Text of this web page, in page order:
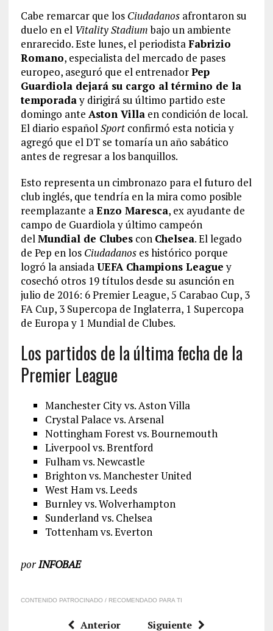
Cabe remarcar que los Ciudadanos afrontaron su
duelo en el Vitality Stadiumbajo un ambiente
enrarecido. Este lunes, el periodistaFabrizio
Romano, especialista del mercado de pases
europeo, aseguró que el entrenadorPep
Guardiola dejará su cargo al término de la
temporaday dirigirá su último partido este
domingo ante Aston Villaen condición de local.
El diario españolSportconfirmó esta noticia y
agregó que el DT se tomaría un año sabático
antes de regresar a los banquillos.
Esto representa un cimbronazo para el futuro del
club inglés, que tendría en la mira como posible
reemplazante aEnzo Maresca, ex ayudante de
campo de Guardiola y último campeón
delMundial de Clubescon Chelsea. El legado
de Pep en los Ciudadanoses histórico porque
logró la ansiadaUEFA Champions Leaguey
cosechó otros 19 títulos desde su asunción en
julio de 2016: 6 Premier League, 5 Carabao Cup, 3
FA Cup, 3 Supercopa de Inglaterra, 1 Supercopa
de Europa y 1 Mundial de Clubes.
Los partidos de la última fecha de la
Premier League
Manchester City vs. Aston Villa
Crystal Palace vs. Arsenal
Nottingham Forest vs. Bournemouth
Liverpool vs. Brentford
Fulham vs. Newcastle
Brighton vs. Manchester United
West Ham vs. Leeds
Burnley vs. Wolverhampton
Sunderland vs. Chelsea
Tottenham vs. Everton
porINFOBAE
CONTENIDO PATROCINADO / RECOMENDADO PARA TI
Anterior Siguiente